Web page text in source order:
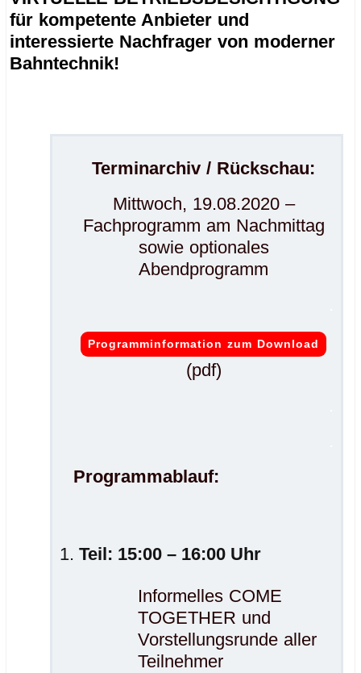
für kompetente Anbieter und
interessierte Nachfrager von moderner
Bahntechnik!
Terminarchiv / Rückschau:
Mittwoch, 19.08.2020 –
Fachprogramm am Nachmittag
sowie optionales
Abendprogramm
Programminformation zum Download
(pdf)
Programmablauf:
Teil: 15:00 – 16:00 Uhr
Informelles COME
TOGETHER und
Vorstellungsrunde aller
Teilnehmer